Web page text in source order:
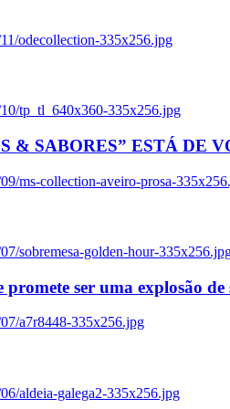
odecollection-335x256.jpg
tp_tl_640x360-335x256.jpg
& SABORES” ESTÁ DE
ms-collection-aveiro-prosa-
sobremesa-golden-hour-
ser uma explosão de
a7r8448-335x256.jpg
aldeia-galega2-335x256.jpg